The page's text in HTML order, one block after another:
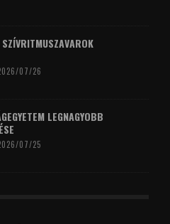
07/26
LEGNAGYOBB
07/25